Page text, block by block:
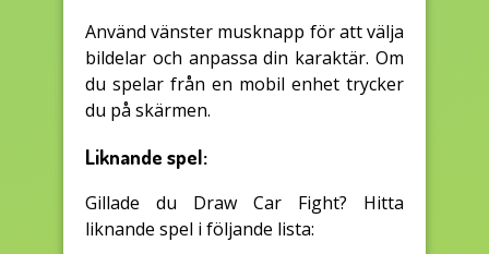
Använd vänster musknapp för att välja
bildelar och anpassa din karaktär. Om
du spelar från en mobil enhet trycker
du på skärmen.
Liknande spel:
Gillade du Draw Car Fight? Hitta
liknande spel i följande lista: